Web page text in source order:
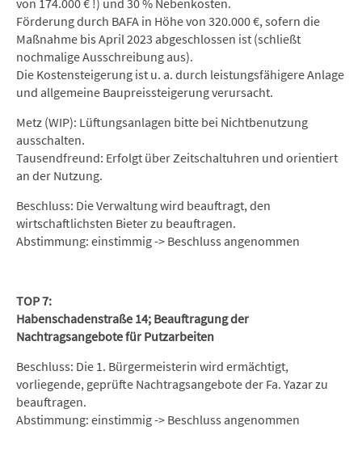
von 174.000 € !) und 30 % Nebenkosten.
Förderung durch BAFA in Höhe von 320.000 €, sofern die
Maßnahme bis April 2023 abgeschlossen ist (schließt
nochmalige Ausschreibung aus).
Die Kostensteigerung ist u. a. durch leistungsfähigere Anlage
und allgemeine Baupreissteigerung verursacht.
Metz (WIP): Lüftungsanlagen bitte bei Nichtbenutzung
ausschalten.
Tausendfreund: Erfolgt über Zeitschaltuhren und orientiert
an der Nutzung.
Beschluss: Die Verwaltung wird beauftragt, den
wirtschaftlichsten Bieter zu beauftragen.
Abstimmung: einstimmig -> Beschluss angenommen
TOP 7:
Habenschadenstraße 14; Beauftragung der
Nachtragsangebote für Putzarbeiten
Beschluss: Die 1. Bürgermeisterin wird ermächtigt,
vorliegende, geprüfte Nachtragsangebote der Fa. Yazar zu
beauftragen.
Abstimmung: einstimmig -> Beschluss angenommen